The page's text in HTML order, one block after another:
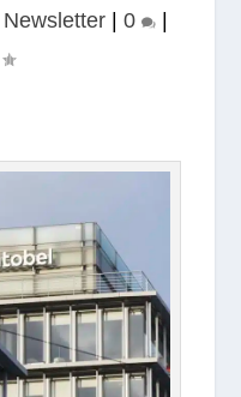
Newsletter 0